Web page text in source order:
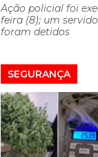
Ação policial foi
feira (8); um
foram detidos
SEGURANÇA